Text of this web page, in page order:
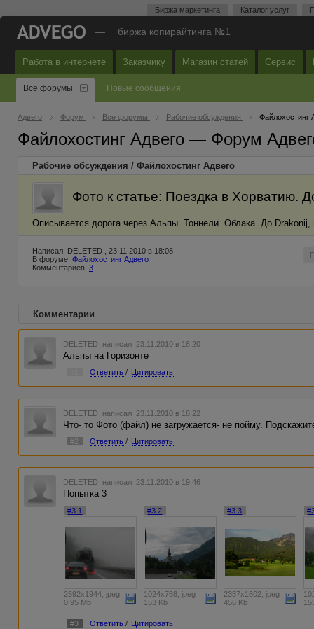
Биржа маркетинга Каталог услуг
— биржа копирайтинга №1
Работа в интернете Заказчику Магазин статей Сервис
Все форумы Новые сообщения
Адвего Форум Все форумы Рабочие обсуждения Файлохостинг
Файлохостинг Адвего — Форум
Рабочие обсуждения / Файлохостинг Адвего
Фото к статье: Поездка в Хорватию.
Описывается дорога через Альпы. Тоннели. Облака. До Drakonij,
Написал: DELETED , 23.11.2010 в 18:08
В форуме: Файлохостинг Адвего
Комментариев: 3
Комментарии
DELETED написал 23.11.2010 в 18:20
Альпы на Горизонте
Ответить / Цитировать
DELETED написал 23.11.2010 в 18:22
Что- то Фото (файл) не загружается- не пойму.
#2 Ответить / Цитировать
DELETED написал 23.11.2010 в 19:46
Попытка 3
#3.1
2592x1944, jpeg
0.95 Mb
#3.2
1024x768, jpeg
153 Kb
#3.3
2337x1602, jpeg
456 Kb
#3 Ответить / Цитировать